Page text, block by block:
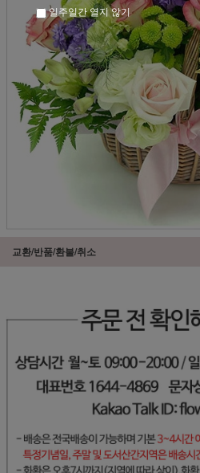
교환/반품/환불/취소
일주일간 열지 않기